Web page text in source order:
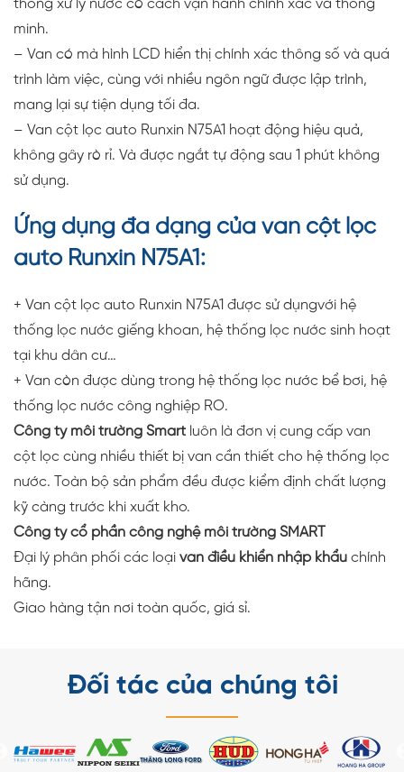
thống xử lý nước có cách vận hành chính xác và thông
minh.
– Van có mà hình LCD hiển thị chính xác thông số và quá
trình làm việc, cùng với nhiều ngôn ngữ được lập trình,
mang lại sự tiện dụng tối đa.
– Van cột lọc auto Runxin N75A1 hoạt động hiệu quả,
không gây rò rỉ. Và được ngắt tự động sau 1 phút không
sử dụng.
Ứng dụng đa dạng của van cột lọc
auto Runxin N75A1:
+ Van cột lọc auto Runxin N75A1 được sử dụngvới hệ
thống lọc nước giếng khoan, hệ thống lọc nước sinh hoạt
tại khu dân cư…
+ Van còn được dùng trong hệ thống lọc nước bể bơi, hệ
thống lọc nước công nghiệp RO.
Công ty môi trường Smart luôn là đơn vị cung cấp van
cột lọc cùng nhiều thiết bị van cần thiết cho hệ thống lọc
nước. Toàn bộ sản phẩm đều được kiểm định chất lượng
kỹ càng trước khi xuất kho.
Công ty cổ phần công nghệ môi trường SMART
Đại lý phân phối các loại van điều khiển nhập khẩu chính
hãng.
Giao hàng tận nơi toàn quốc, giá sỉ.
Đối tác của chúng tôi